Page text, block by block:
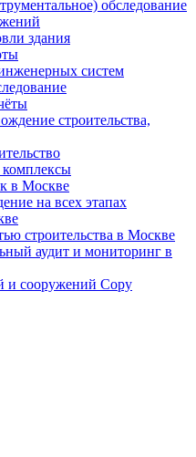
обследование
здания
систем
строительства,
в Москве
на всех этапах
строительства в Москве
аудит и мониторинг в
и сооружений Copy